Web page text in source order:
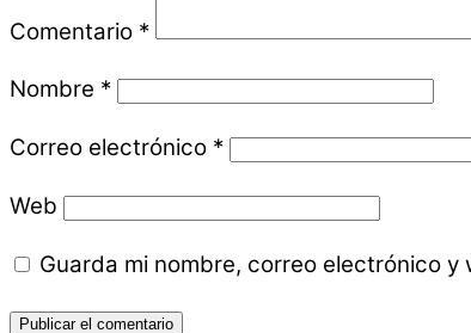
Comentario *
Nombre *
Correo electrónico *
Web
Guarda mi nombre, correo electrónico